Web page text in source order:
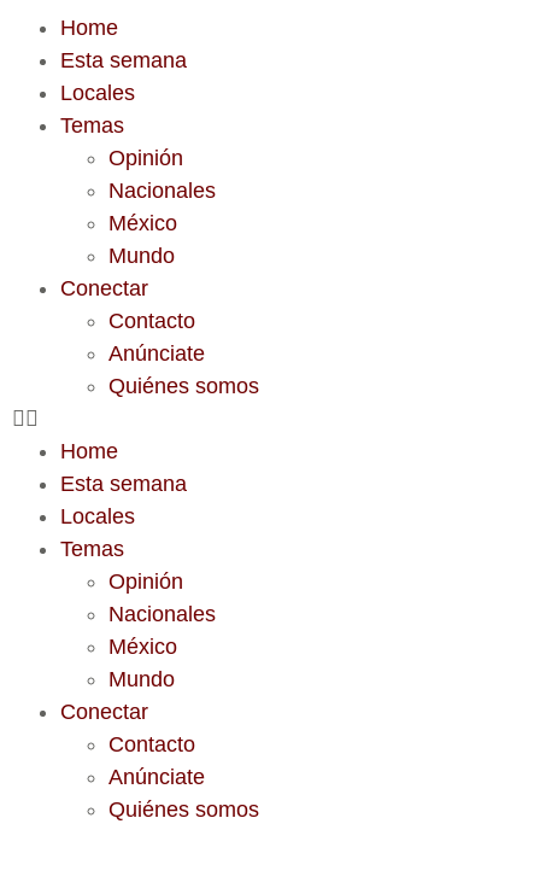
Home
Esta semana
Locales
Temas
Opinión
Nacionales
México
Mundo
Conectar
Contacto
Anúnciate
Quiénes somos
Home
Esta semana
Locales
Temas
Opinión
Nacionales
México
Mundo
Conectar
Contacto
Anúnciate
Quiénes somos